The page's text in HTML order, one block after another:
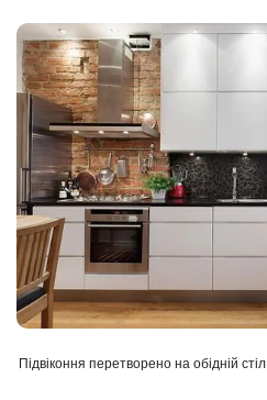
Підвіконня перетворено на обідній стіл